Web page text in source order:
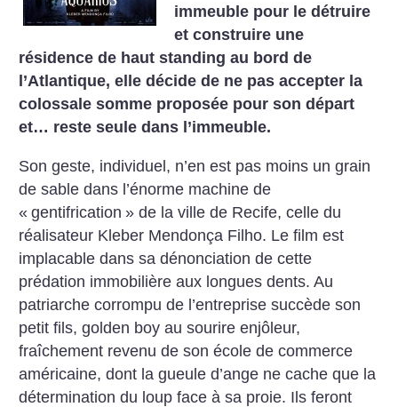
immeuble pour le détruire
et construire une
résidence de haut standing au bord de
l’Atlantique, elle décide de ne pas accepter la
colossale somme proposée pour son départ
et… reste seule dans l’immeuble.
Son geste, individuel, n’en est pas moins un grain
de sable dans l’énorme machine de
« gentifrication » de la ville de Recife, celle du
réalisateur Kleber Mendonça Filho. Le film est
implacable dans sa dénonciation de cette
prédation immobilière aux longues dents. Au
patriarche corrompu de l’entreprise succède son
petit fils, golden boy au sourire enjôleur,
fraîchement revenu de son école de commerce
américaine, dont la gueule d’ange ne cache que la
détermination du loup face à sa proie. Ils feront